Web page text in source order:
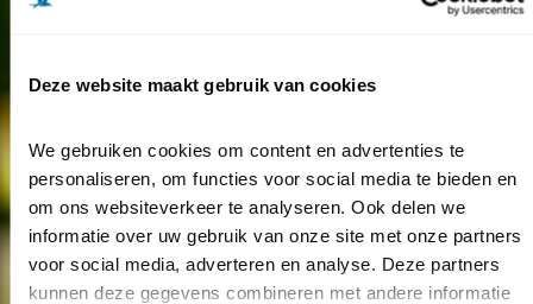
Deze website maakt gebruik van cookies
We gebruiken cookies om content en advertenties te
personaliseren, om functies voor social media te bieden en
om ons websiteverkeer te analyseren. Ook delen we
informatie over uw gebruik van onze site met onze partners
voor social media, adverteren en analyse. Deze partners
kunnen deze gegevens combineren met andere informatie